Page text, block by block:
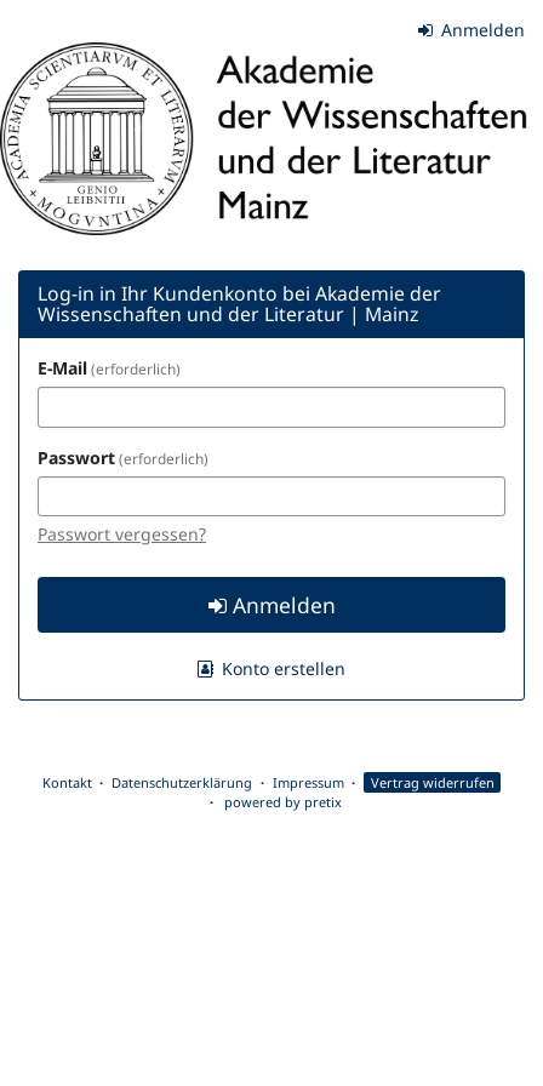
Haupt-
Inhalt
springen
Anmelden
Akademie
der
Wissenschaften
und
der
Literatur
|
Mainz
Log-in in Ihr Kundenkonto bei Akademie der
Wissenschaften und der Literatur | Mainz
E-Mail erforderlich
Passwort erforderlich
Passwort vergessen?
Anmelden
Konto erstellen
Kontakt Datenschutzerklärung Impressum
Vertrag widerrufen
powered by pretix